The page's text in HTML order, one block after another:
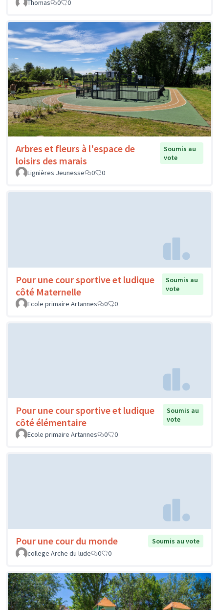
Thomas 0 0
Arbres et fleurs à l'espace de
loisirs des marais
Soumis au
vote
Lignières Jeunesse
0 0
Pour une cour sportive et ludique
côté Maternelle
Soumis au
vote
Ecole primaire Artannes
0 0
Pour une cour sportive et ludique
côté élémentaire
Soumis au
vote
Ecole primaire Artannes
0 0
Pour une cour du monde
Soumis au vote
college Arche du lude
0 0